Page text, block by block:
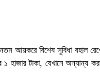
আয়করে বিশেষ সুবিধা বহাল
হাজার টাকা, যেখানে অন্যান্য